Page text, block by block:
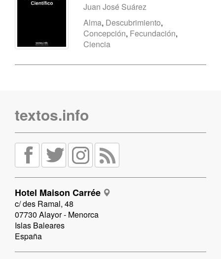
Juan José Suárez
Alma, Descubrimiento,
Concepción, Fecundación,
Ciencia
textos.info
Hotel Maison Carrée
c/ des Ramal, 48
07730 Alayor - Menorca
Islas Baleares
España